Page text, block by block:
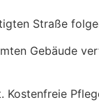
Straße
Gebäude
Kostenfreie